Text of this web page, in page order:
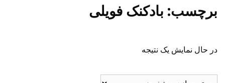
برچسب: بادکنک فویلی
در حال نمایش یک نتیجه